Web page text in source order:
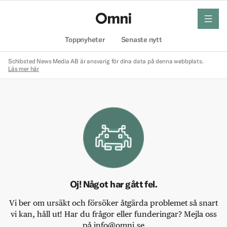
Toppnyheter Senaste nytt
meny
Schibsted News Media AB är ansvarig för dina data på denna webbplats.
Läs mer här
Oj! Något har gått fel.
Vi ber om ursäkt och försöker åtgärda problemet så snart
vi kan, håll ut! Har du frågor eller funderingar? Mejla oss